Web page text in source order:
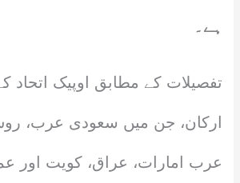
ہے۔
تفصیلات کے مطابق اوپیک اتحاد
ارکان، جن میں سعودی عرب،
عرب امارات، عراق، کویت اور